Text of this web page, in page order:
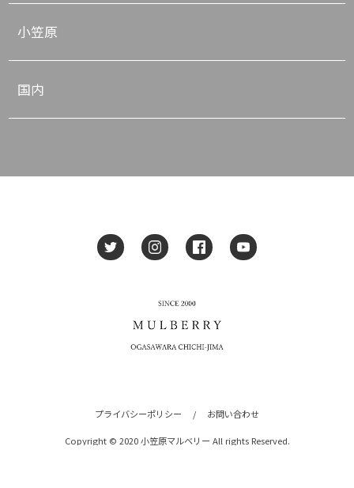
小笠原
国内
プライバシーポリシー / お問い合わせ
Copyright © 2020 小笠原マルベリー All rights Reserved.